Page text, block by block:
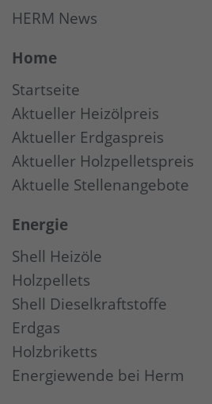
HERM News
Home
Startseite
Aktueller Heizölpreis
Aktueller Erdgaspreis
Aktueller Holzpelletspreis
Aktuelle Stellenangebote
Energie
Shell Heizöle
Holzpellets
Shell Dieselkraftstoffe
Erdgas
Holzbriketts
Energiewende bei Herm